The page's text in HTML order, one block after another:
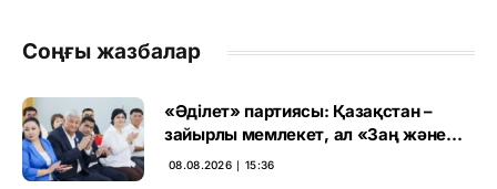
Соңғы жазбалар
«Әділет» партиясы: Қазақстан –
зайырлы мемлекет, ал «Заң және
тәртіп» қағидаты баршаға міндетті
08.08.2026 ∣ 15:36